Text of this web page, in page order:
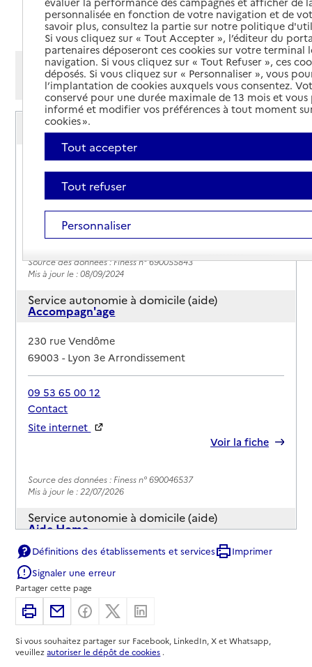
Ajouter cette recherche aux favoris
Afficher les résultats par:
Mode liste
Mode carte
Service autonomie à domicile (aide)
A2micile Lyon 1
Adresse
284 rue Garibaldi
69003-Lyon 3e Arrondissement
06 99 92 18 54
Contact
Source des données : Finess n° 690055843
Mis à jour le : 08/09/2024
Service autonomie à domicile (aide)
Accompagn'age
Adresse
230 rue Vendôme
69003-Lyon 3e Arrondissement
09 53 65 00 12
Contact
Site internet
Voir la fiche
Source des données : Finess n° 690046537
Mis à jour le : 22/07/2026
Service autonomie à domicile (aide)
Aide Home
Adresse
40 rue du Dauphiné
69003-Lyon 3e Arrondissement
04 72 59 09 21
Contact
Site internet
Rapport HAS
Définitions des établissements et services
Imprimer
Signaler une erreur
Partager cette page
ImprimerPartager par email
Partager sur Facebook
Partager sur X
Si vous souhaitez partager sur Facebook, LinkedIn, X et Whatsapp,
veuillezautoriser le dépôt de cookies .
personnalisée en fonction de votre navigation et de
savoir plus, consultez la partie sur notre politique
Si vous cliquez sur « Tout Accepter », l’éditeur du
partenaires déposeront ces cookies sur votre terminal
navigation. Si vous cliquez sur « Tout Refuser », ces
déposés. Si vous cliquez sur « Personnaliser », vous
l’implantation de cookies auxquels vous consentez.
conservé pour une durée maximale de 13 mois et
informé et modifier vos préférences à tout moment
cookies ».
Tout accepter
Tout refuser
Personnaliser